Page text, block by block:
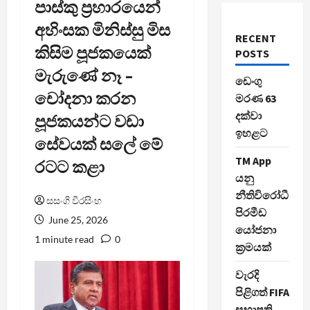
පාස්කු ප්‍රහාරයෙන්
අහිංසක මිනිස්සු මිස
කිසිම පූජකයෙක්
මැරුණේ නෑ –
චෝදනා කරන
පූජකයන්ට වඩා
සේවයක් සලේ මේ
රටට කළා
සසංගි වීරසිංහ
June 25, 2026
1 minute read
0
RECENT
POSTS
ඩෙංගු
මරණ 63
දක්වා
ඉහළට
TM App
යනු
නීතිවිරෝධී
පිරමීඩ
යෝජනා
ක්‍රමයක්
වැරදි
පිළිගත් FIFA